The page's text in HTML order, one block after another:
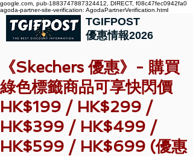
google.com, pub-1883747887324412, DIRECT, f08c47fec0942fa0
agoda-partner-site-verification: AgodaPartnerVerification.html
TGIFPOST
優惠情報2026
《Skechers 優惠》- 購買
綠色標籤商品可享快閃價
HK$199 / HK$299 /
HK$399 / HK$499 /
HK$599 / HK$699 (優惠